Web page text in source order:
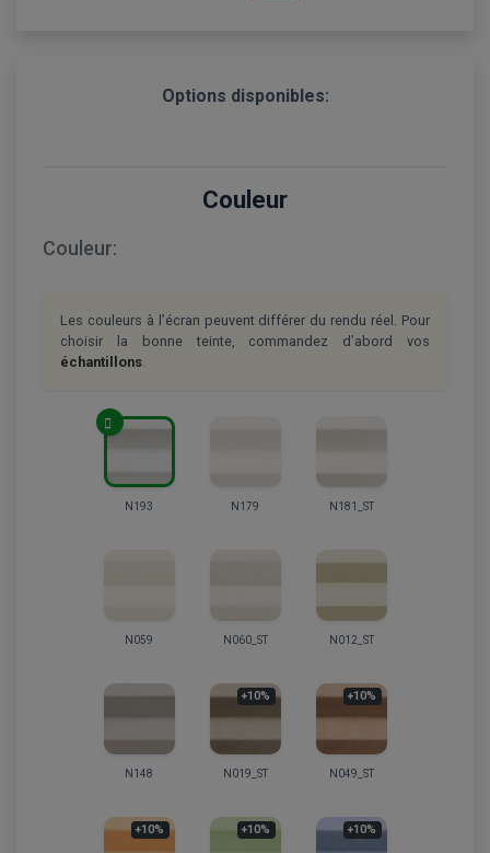
Options disponibles:
Couleur
Les couleurs à l’écran peuvent différer du rendu réel. Pour
choisir la bonne teinte, commandez d’abord vos
échantillons.
N193 N179 N181_ST
N059 N060_ST N012_ST
N148
+10%
N019_ST
+10%
N049_ST
+10% +10% +10%
Couleur: